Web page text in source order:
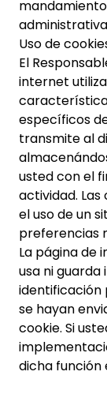
Uso de
El
internet
específicos
transmite al
usted con el
actividad.
el uso de un
preferencias
La página de
usa ni
identificación
se hayan
cookie. Si
dicha función